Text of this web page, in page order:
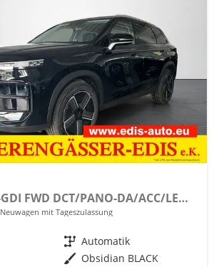
Urban 1.6 T-GDI FWD DCT/PANO-DA/ACC/LEDER/LED
Neuwagen mit Tageszulassung
Getriebe Automatik
Außenfarbe Obsidian BLACK